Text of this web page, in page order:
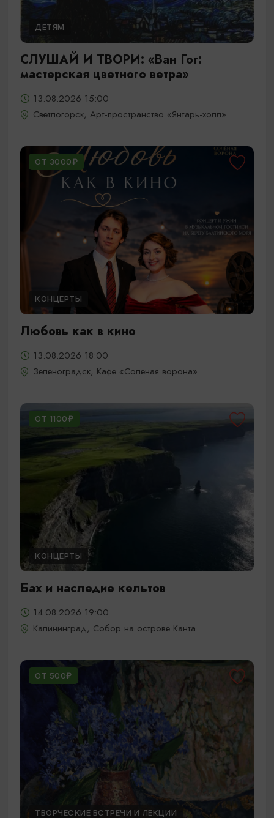
ДЕТЯМ
СЛУШАЙ И ТВОРИ: «Ван Гог:
мастерская цветного ветра»
13.08.2026 15:00
Светлогорск, Арт-пространство «Янтарь-холл»
ОТ 3000₽
КОНЦЕРТЫ
Любовь как в кино
13.08.2026 18:00
Зеленоградск, Кафе «Соленая ворона»
ОТ 1100₽
КОНЦЕРТЫ
Бах и наследие кельтов
14.08.2026 19:00
Калининград, Собор на острове Канта
ОТ 500₽
ТВОРЧЕСКИЕ ВСТРЕЧИ И ЛЕКЦИИ